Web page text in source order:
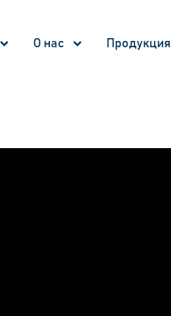
О нас Продукция